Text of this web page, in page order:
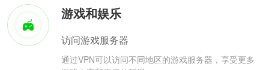
游戏和娱乐
访问游戏服务器
通过VPN可以访问不同地区的游戏服务器，享受更多